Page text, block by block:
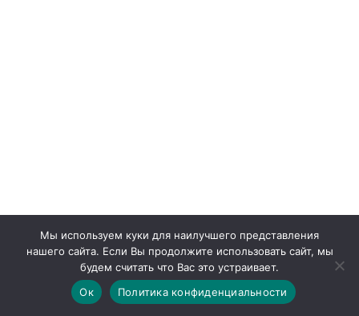
Мы используем куки для наилучшего представления
нашего сайта. Если Вы продолжите использовать сайт, мы
будем считать что Вас это устраивает.
Ок
Политика конфиденциальности